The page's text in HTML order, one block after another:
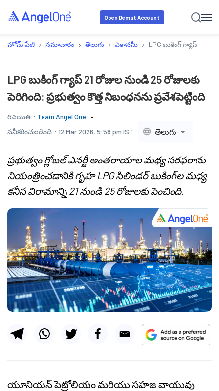
Open Demat Account
హోమ్ పేజీ › సమాచారం › తెలుగు › ఎకానమీ › LPG బుకింగ్ గ్యాప్ 21
LPG బుకింగ్ గ్యాప్ 21 రోజుల నుండి 25 రోజులకు
పెరిగింది: ప్రభుత్వం కొత్త నిబంధనను ప్రవేశపెట్టింది
రచయిత:: Team Angel One
నవీకరించబడింది:: 12 Mar 2026, 5:58 pm IST తెలుగు
ప్రభుత్వం గ్లోబల్ ఎనర్జీ అంతరాయాల మధ్య సరఫరాను
నియంత్రించడానికి గృహ LPG సిలిండర్ బుకింగ్‌ల మధ్య
కనీస విరామాన్ని 21 నుండి 25 రోజులకు పెంచింది.
యూనియన్ పెట్రోలియం మరియు సహజ వాయువు